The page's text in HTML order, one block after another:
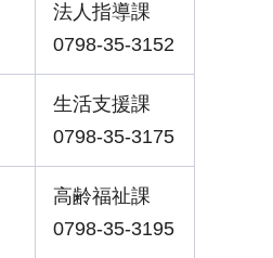
法人指導課
0798-35-3152
生活支援課
0798-35-3175
高齢福祉課
0798-35-3195